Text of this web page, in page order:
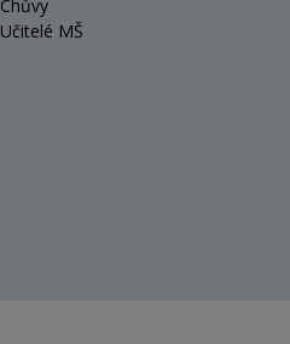
Chůvy
Učitelé MŠ